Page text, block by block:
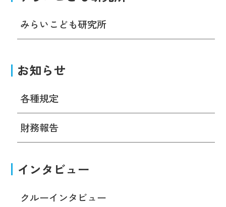
みらいこども研究所
お知らせ
各種規定
財務報告
インタビュー
クルーインタビュー